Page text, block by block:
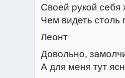
Своей рукой себя
Чем видеть столь
Леонт
Довольно,
А для меня тут